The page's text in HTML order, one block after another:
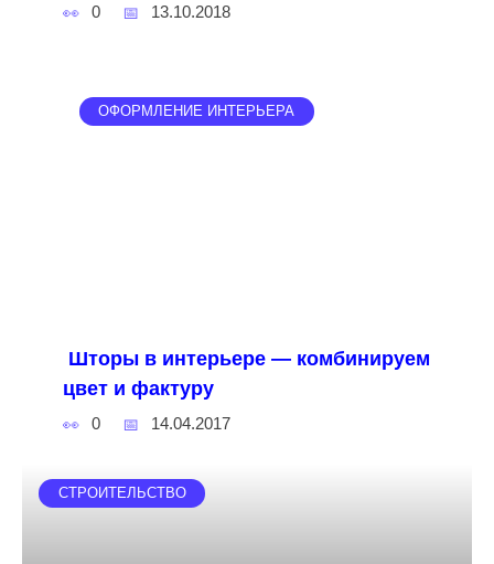
0 13.10.2018
ОФОРМЛЕНИЕ ИНТЕРЬЕРА
Шторы в интерьере — комбинируем
цвет и фактуру
0 14.04.2017
СТРОИТЕЛЬСТВО